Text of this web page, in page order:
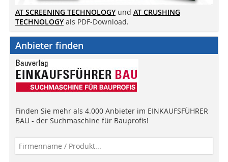
AT SCREENING TECHNOLOGY und AT CRUSHING
TECHNOLOGY als PDF-Download.
Anbieter finden
Finden Sie mehr als 4.000 Anbieter im EINKAUFSFÜHRER
BAU - der Suchmaschine für Bauprofis!